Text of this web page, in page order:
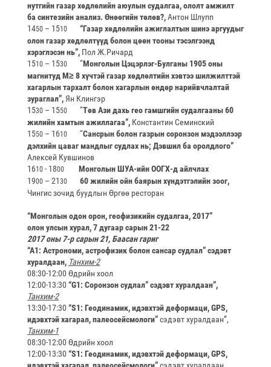
нутгийн газар хөдлөлийн аюулын судалгаа, ололт амжилт
ба синтезийн анализ. Өнөөгийн төлөв?,Антон Шлупп
1450 – 1510
“Газар хөдлөлийн ажиглалтын шинэ аргуудыг
олон газар хөдлөлтүүд болон цөөн тооны тэсэлгээнд
хэрэглэсэн нь”, Пол Ж.Ричард
1510 – 1530 “Монголын Цэцэрлэг-Булганы 1905 оны
магнитуд M≥ 8 хүчтэй газар хөдлөлтийн хэвтээ шилжилттэй
хагарлын тархалт болон хагарлын өндөр нарийвчлалтай
зураглал”, Ян Клингэр
1530 – 1550 “Төв Ази дахь гео гамшгийн судалгааны 60
жилийн хамтын ажиллагаа”, Константин Семинский
1550 – 1610 “Сансрын болон газрын соронзон мэдээллээр
дэлхийн цаваг мандлыг судлах нь; Дэвшил ба оролдлого”
Алексей Кувшинов
1610 - 1800
Монголын ШУА-ийн ООГХ-д айлчлах
1900 – 2130
60 жилийн ойн баярын хүндэтгэлийн зоог,
Чингис зочид буудлын Өргөө ресторан
“Монголын одон орон, геофизикийн судалгаа, 2017”
олон улсын хурал, 7 дугаар сарын 21-22
2017 оны 7-р сарын 21, Баасан гариг
“A1: Астрономи, астрофизик болон сансар судлал” сэдэвт
хуралдаан, Танхим-2
08:30-12:00 Өдрийн хоол
12:00-13:30 “G1: Соронзон судлал” сэдэвт хуралдаан”,
Танхим-2
13:30-17:30 “S1: Геодинамик, идэвхтэй деформаци, GPS,
идэвхтэй хагарал, палеосейсмологи”сэдэвт хуралдаан”,
Танхим-1
08:30-12:00 Өдрийн хоол
12:00-13:30 “S1: Геодинамик, идэвхтэй деформаци, GPS,